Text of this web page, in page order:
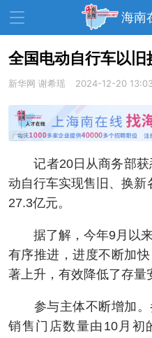
海南
资讯中心 热点 旅
文体
教育 健康
家装 交通
生活
展会 走读海南 周末
人才在线 天涯企服
全国电动自行车以旧
新华网 谢希瑶 2024-12-20
记者20日从商务部获
动自行车实现售旧、换新
27.3亿元。
据了解，今年9月以来
有序推进，进度不断加
著上升，有效降低了存量
参与主体不断增加。
销售门店数量由10月初